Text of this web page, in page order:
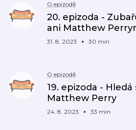
O epizodě
20. epizoda -
ani Matthew
31. 8. 2023 30 min
O epizodě
19. epizoda - Hledá
Matthew Perry
24. 8. 2023 33 min